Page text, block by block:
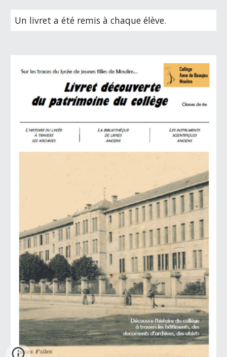
Un livret a été remis à chaque élève.